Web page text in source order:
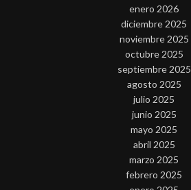
enero 2026
diciembre 2025
noviembre 2025
octubre 2025
septiembre 2025
agosto 2025
julio 2025
junio 2025
mayo 2025
abril 2025
marzo 2025
febrero 2025